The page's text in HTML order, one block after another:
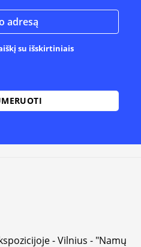
su išskirtiniais
- Vilnius - "Namų